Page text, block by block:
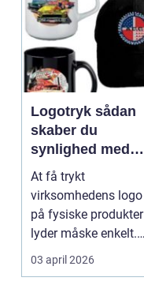
Logotryk sådan
skaber du
synlighed med
simple midler
At få trykt
virksomhedens logo
på fysiske produkter
lyder måske enkelt.
Men gjort rigtigt kan
logotr...
03 april 2026